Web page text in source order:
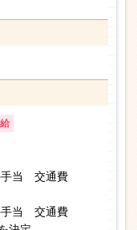
当 交通費
当 交通費